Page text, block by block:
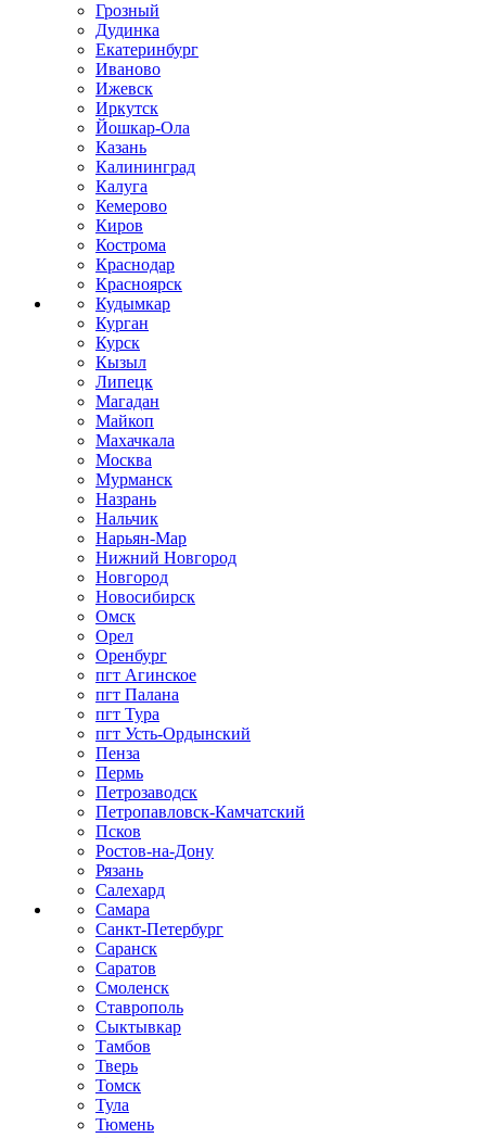
Грозный
Дудинка
Екатеринбург
Иваново
Ижевск
Иркутск
Йошкар-Ола
Казань
Калининград
Калуга
Кемерово
Киров
Кострома
Краснодар
Красноярск
Кудымкар
Курган
Курск
Кызыл
Липецк
Магадан
Майкоп
Махачкала
Москва
Мурманск
Назрань
Нальчик
Нарьян-Мар
Нижний Новгород
Новгород
Новосибирск
Омск
Орел
Оренбург
пгт Агинское
пгт Палана
пгт Тура
пгт Усть-Ордынский
Пенза
Пермь
Петрозаводск
Петропавловск-Камчатский
Псков
Ростов-на-Дону
Рязань
Салехард
Самара
Санкт-Петербург
Саранск
Саратов
Смоленск
Ставрополь
Сыктывкар
Тамбов
Тверь
Томск
Тула
Тюмень